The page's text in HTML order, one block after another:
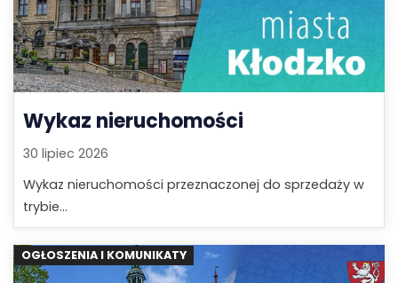
Wykaz nieruchomości
30 lipiec 2026
Wykaz nieruchomości przeznaczonej do sprzedaży w
trybie...
OGŁOSZENIA I KOMUNIKATY